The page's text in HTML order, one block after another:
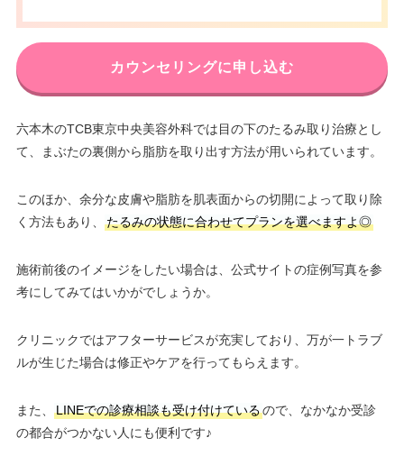
カウンセリングに申し込む
六本木のTCB東京中央美容外科では目の下のたるみ取り治療とし
て、まぶたの裏側から脂肪を取り出す方法が用いられています。
このほか、余分な皮膚や脂肪を肌表面からの切開によって取り除
く方法もあり、
たるみの状態に合わせてプランを選べますよ◎
施術前後のイメージをしたい場合は、公式サイトの症例写真を参
考にしてみてはいかがでしょうか。
クリニックではアフターサービスが充実しており、万が一トラブ
ルが生じた場合は修正やケアを行ってもらえます。
また、 LINEでの診療相談も受け付けているので、なかなか受診
の都合がつかない人にも便利です♪